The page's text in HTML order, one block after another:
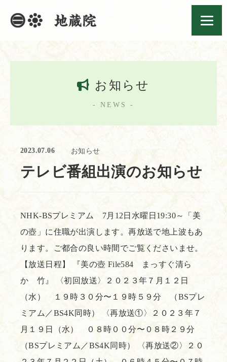
お知らせ
- NEWS -
2023.07.06 お知らせ
テレビ番組出演のお知らせ
NHK-BSプレミアム 7月12日水曜日19:30～「美
の壺」に住職が出演します。再放送で地上波もあ
ります。ご都合の良い時間でご覧くださいませ。
【放送日程】 『美の壺 File584 まっすぐ清ら
か 竹』 〈初回放送〉２０２３年７月１２日
（水） １９時３０分〜１９時５９分 （BSプレ
ミアム／BS4K同時） 〈再放送①〉２０２３年７
月１９日（水） ０８時００分〜０８時２９分
（BSプレミアム／BS4K同時） 〈再放送②〉２０